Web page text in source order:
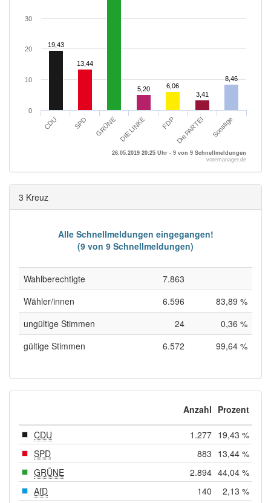
26.05.2019 20:25 Uhr - 9 von 9 Schnellmeldungen
19,43
19,43
13,44
13,44
5,20
5,20 6,06
6,06
3,41
3,41
8,46
8,46
CDU SPD GRÜNE DIE LINKE FDP Die PARTEI Sonstige
0
10
20
30
votemanager.de
3 Kreuz
Alle Schnellmeldungen eingegangen!
(9 von 9 Schnellmeldungen)
Wahlberechtigte
7.863
Wähler/innen
6.596
83,89 %
ungültige Stimmen
24
0,36 %
gültige Stimmen
6.572 99,64 %
Anzahl Prozent
CDU 1.277 19,43 %
SPD
883 13,44 %
GRÜNE
2.894 44,04 %
AfD
140
2,13 %